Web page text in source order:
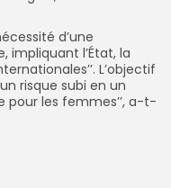
d’une
l’État, la
L’objectif
risque subi en un
les femmes’’, a-t-